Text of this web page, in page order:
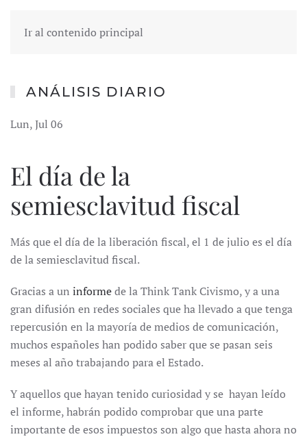
Ir al contenido principal
ANÁLISIS DIARIO
Lun, Jul 06
El día de la
semiesclavitud fiscal
Más que el día de la liberación fiscal, el 1 de julio es el día
de la semiesclavitud fiscal.
Gracias a un informede la Think Tank Civismo, y a una
gran difusión en redes sociales que ha llevado a que tenga
repercusión en la mayoría de medios de comunicación,
muchos españoles han podido saber que se pasan seis
meses al año trabajando para el Estado.
Y aquellos que hayan tenido curiosidad y se hayan leído
el informe, habrán podido comprobar que una parte
importante de esos impuestos son algo que hasta ahora no